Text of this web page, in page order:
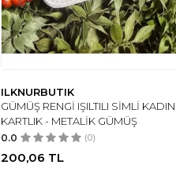
ILKNURBUTIK
GÜMÜŞ RENGİ IŞILTILI SİMLİ KADIN
KARTLIK - METALİK GÜMÜŞ
0.0 (0)
200,06 TL